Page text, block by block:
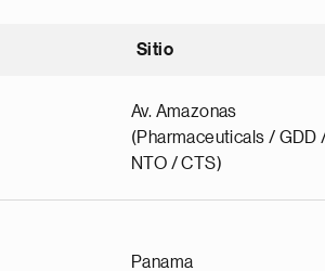
Sitio
Av. Amazonas
(Pharmaceuticals / GDD
NTO / CTS)
Panama